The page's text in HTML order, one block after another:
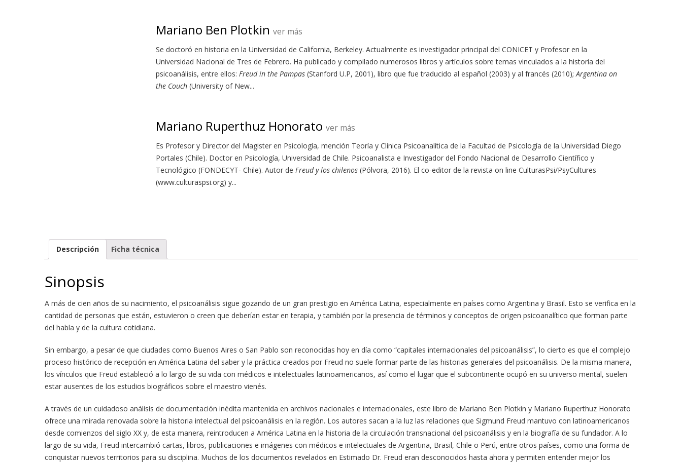
Mariano Ben Plotkin ver más
Se doctoró en historia en la Universidad de California, Berkeley. Actualmente es investigador principal del CONICET y Profesor en la
Universidad Nacional de Tres de Febrero. Ha publicado y compilado numerosos libros y artículos sobre temas vinculados a la historia del
psicoanálisis, entre ellos: Freud in the Pampas (Stanford U.P, 2001), libro que fue traducido al español (2003) y al francés (2010); Argentina on
the Couch (University of New...
Mariano Ruperthuz Honorato ver más
Es Profesor y Director del Magister en Psicología, mención Teoría y Clínica Psicoanalítica de la Facultad de Psicología de la Universidad Diego
Portales (Chile). Doctor en Psicología, Universidad de Chile. Psicoanalista e Investigador del Fondo Nacional de Desarrollo Científico y
Tecnológico (FONDECYT- Chile). Autor de Freud y los chilenos (Pólvora, 2016). El co-editor de la revista on line CulturasPsi/PsyCultures
(www.culturaspsi.org) y...
Descripción Ficha técnica
Sinopsis
A más de cien años de su nacimiento, el psicoanálisis sigue gozando de un gran prestigio en América Latina, especialmente en países como Argentina y Brasil. Esto se verifica en la
cantidad de personas que están, estuvieron o creen que deberían estar en terapia, y también por la presencia de términos y conceptos de origen psicoanalítico que forman parte
del habla y de la cultura cotidiana.
Sin embargo, a pesar de que ciudades como Buenos Aires o San Pablo son reconocidas hoy en día como “capitales internacionales del psicoanálisis”, lo cierto es que el complejo
proceso histórico de recepción en América Latina del saber y la práctica creados por Freud no suele formar parte de las historias generales del psicoanálisis. De la misma manera,
los vínculos que Freud estableció a lo largo de su vida con médicos e intelectuales latinoamericanos, así como el lugar que el subcontinente ocupó en su universo mental, suelen
estar ausentes de los estudios biográficos sobre el maestro vienés.
A través de un cuidadoso análisis de documentación inédita mantenida en archivos nacionales e internacionales, este libro de Mariano Ben Plotkin y Mariano Ruperthuz Honorato
ofrece una mirada renovada sobre la historia intelectual del psicoanálisis en la región. Los autores sacan a la luz las relaciones que Sigmund Freud mantuvo con latinoamericanos
desde comienzos del siglo XX y, de esta manera, reintroducen a América Latina en la historia de la circulación transnacional del psicoanálisis y en la biografía de su fundador. A lo
largo de su vida, Freud intercambió cartas, libros, publicaciones e imágenes con médicos e intelectuales de Argentina, Brasil, Chile o Perú, entre otros países, como una forma de
conquistar nuevos territorios para su disciplina. Muchos de los documentos revelados en Estimado Dr. Freud eran desconocidos hasta ahora y permiten entender mejor los